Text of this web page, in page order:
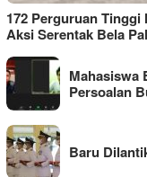
172 Perguruan
Aksi Serentak Bela
Mahasiswa
Persoalan
Baru